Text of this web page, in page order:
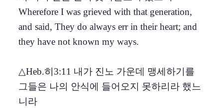
Wherefore I was grieved with that generation,
and said, They do always err in their heart; and
they have not known my ways.
△Heb.히3:11 내가 진노 가운데 맹세하기를
그들은 나의 안식에 들어오지 못하리라 했느
니라